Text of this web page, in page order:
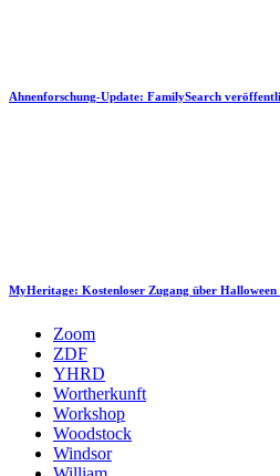
Ahnenforschung-Update: FamilySearch
MyHeritage: Kostenloser Zugang über
Zoom
ZDF
YHRD
Wortherkunft
Workshop
Woodstock
Windsor